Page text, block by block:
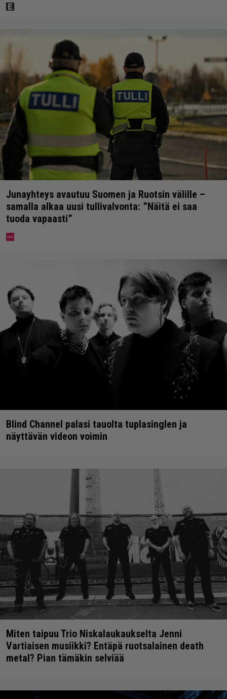
Junayhteys avautuu Suomen ja Ruotsin välille –
samalla alkaa uusi tullivalvonta: ”Näitä ei saa
tuoda vapaasti”
Blind Channel palasi tauolta tuplasinglen ja
näyttävän videon voimin
Miten taipuu Trio Niskalaukaukselta Jenni
Vartiaisen musiikki? Entäpä ruotsalainen death
metal? Pian tämäkin selviää